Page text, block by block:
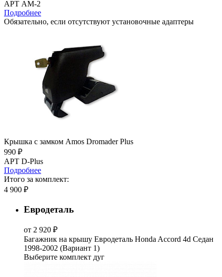
АРТ AM-2
Подробнее
Обязательно, если отсутствуют установочные адаптеры
Крышка с замком Amos Dromader Plus
990 ₽
АРТ D-Plus
Подробнее
Итого за комплект:
4 900 ₽
Евродеталь
от 2 920 ₽
Багажник на крышу Евродеталь Honda Accord 4d Седан
1998-2002 (Вариант 1)
Выберите комплект дуг